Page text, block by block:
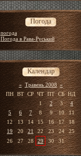
Погода
погода
Погода в Рава-Руський
Календар
« Травень 2008 »
ПН ВТ СР ЧТ ПТ СБ НД
1
2 3
4
5
6 7 8 9 10
11
12
13 14 15 16 17
18
19
20 21 22 23 24
25
26
27 28 29 30 31